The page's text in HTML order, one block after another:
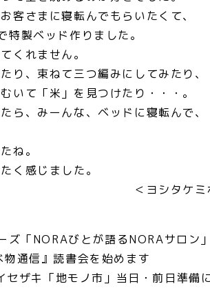
客さまに寝転んでもらいたくて、
製ベッド作りました。
くれません。
り、束ねて三つ編みにしてみたり、
いて「米」を見つけたり・・・。
ら、みーんな、ベッドに寝転んで、
ね。
く感じました。
ケミホコ
「NORAびとが語るNORAサロン」
通信』読書会を始めます
キ「地モノ市」当日・前日準備に